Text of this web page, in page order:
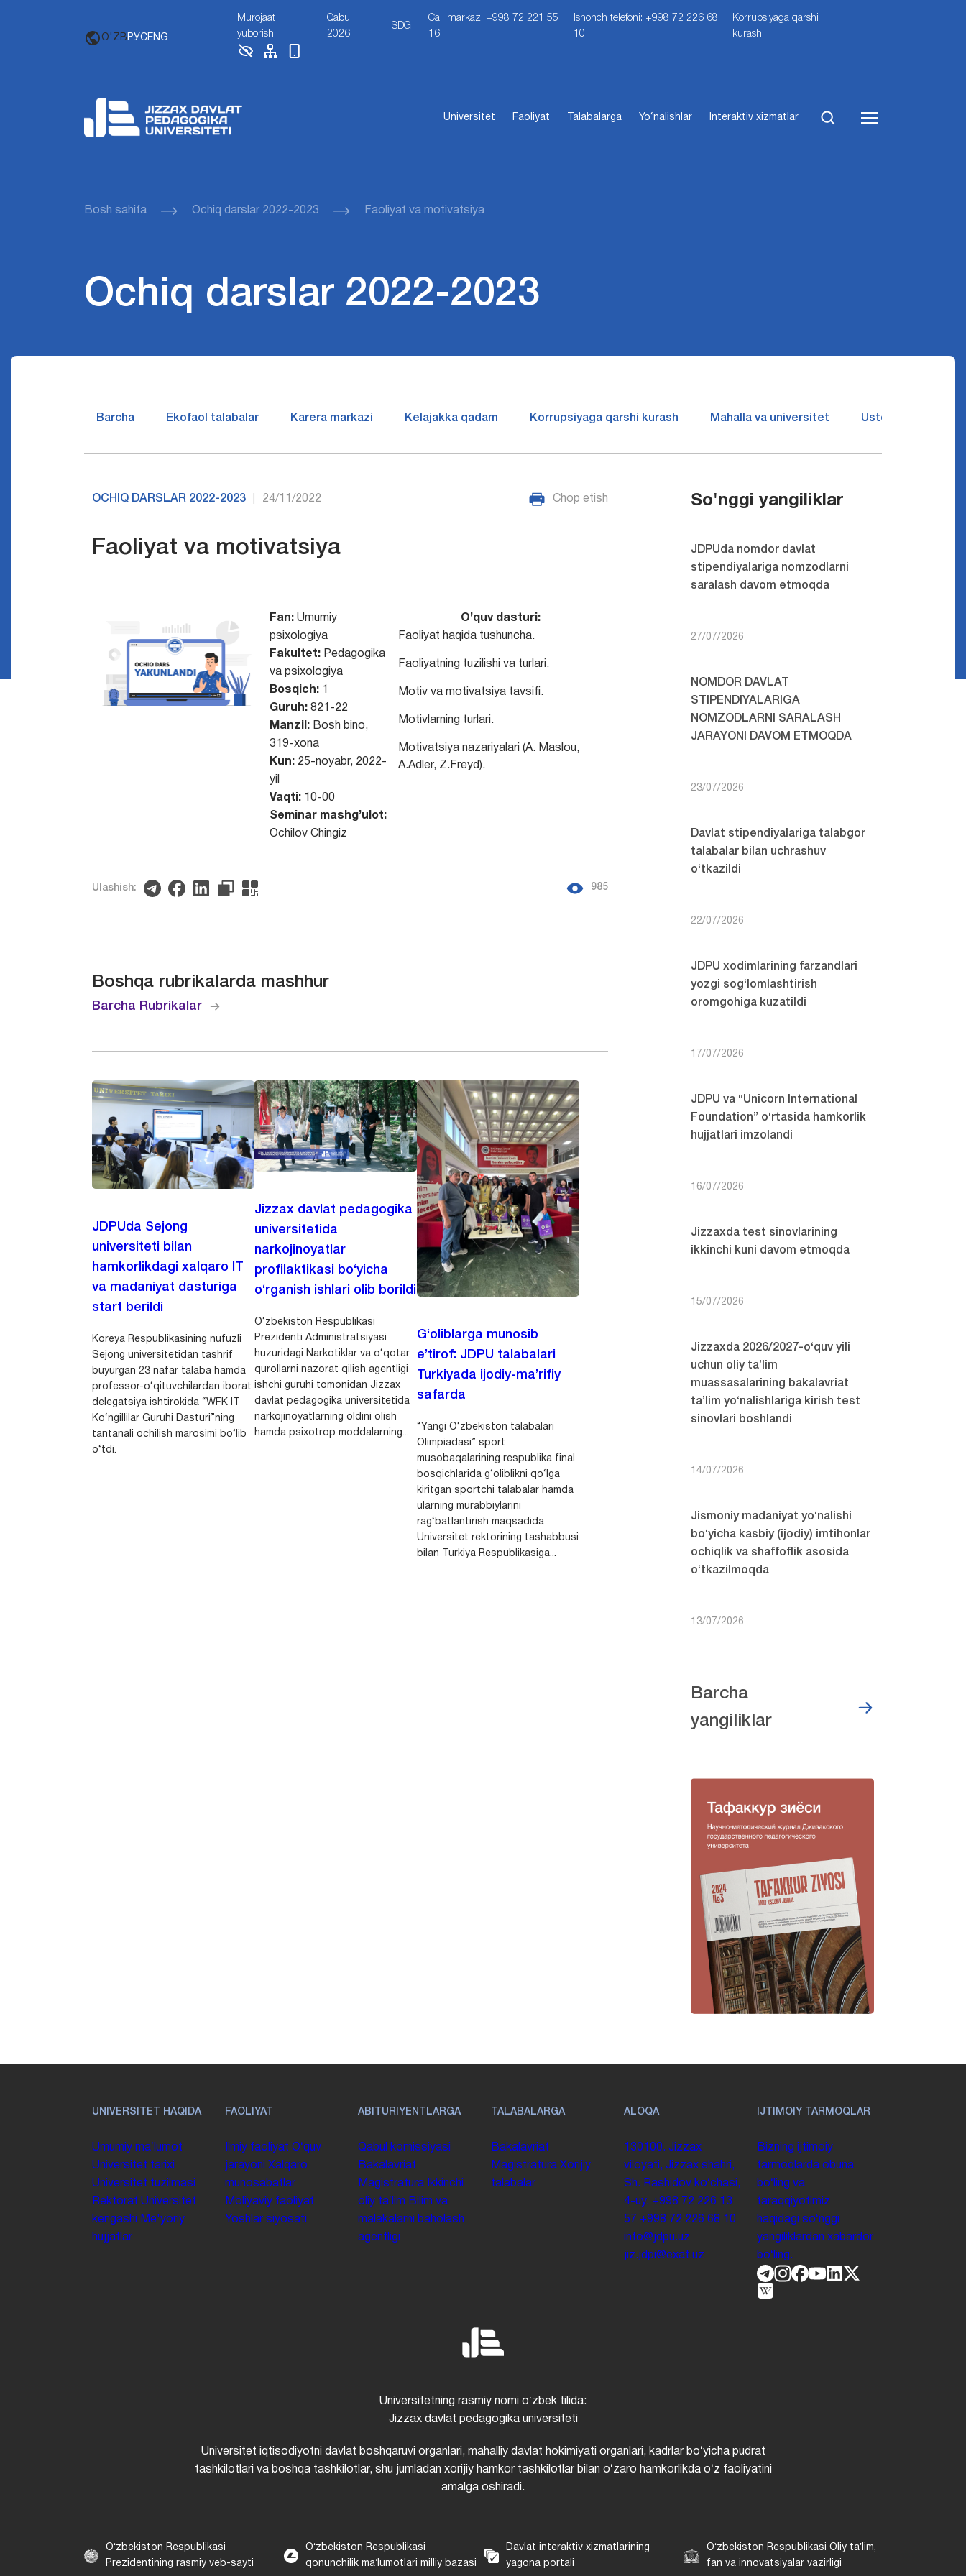
O'ZB РУСENG
Murojaat
yuborish
Qabul
2026
SDG
Call markaz: +998 72 221 55
16
Ishonch telefoni: +998 72 226 68
10
Korrupsiyaga qarshi
kurash
Universitet Faoliyat Talabalarga Yo‘nalishlar Interaktiv xizmatlar
Bosh sahifa Ochiq darslar 2022-2023 Faoliyat va motivatsiya
Ochiq darslar 2022-2023
Barcha Ekofaol talabalar Karera markazi Kelajakka qadam Korrupsiyaga qarshi kurash Mahalla va universitet Ustozlar suhbatin
OCHIQ DARSLAR 2022-2023 24/11/2022 Chop etish
Faoliyat va motivatsiya
Fan: Umumiy
psixologiya
Fakultet: Pedagogika
va psixologiya
Bosqich: 1
Guruh: 821-22
Manzil: Bosh bino,
319-xona
Kun: 25-noyabr, 2022-
yil
Vaqti: 10-00
Seminar mashg’ulot:
Ochilov Chingiz
O’quv dasturi:
Faoliyat haqida tushuncha.
Faoliyatning tuzilishi va turlari.
Motiv va motivatsiya tavsifi.
Motivlarning turlari.
Motivatsiya nazariyalari (A. Maslou,
A.Adler, Z.Freyd).
Ulashish: 985
Boshqa rubrikalarda mashhur
Barcha Rubrikalar
JDPUda Sejong
universiteti bilan
hamkorlikdagi xalqaro IT
va madaniyat dasturiga
start berildi
Koreya Respublikasining nufuzli
Sejong universitetidan tashrif
buyurgan 23 nafar talaba hamda
professor-o‘qituvchilardan iborat
delegatsiya ishtirokida “WFK IT
Ko‘ngillilar Guruhi Dasturi”ning
tantanali ochilish marosimi bo‘lib
o‘tdi.
Jizzax davlat pedagogika
universitetida
narkojinoyatlar
profilaktikasi bo‘yicha
o‘rganish ishlari olib borildi
O‘zbekiston Respublikasi
Prezidenti Administratsiyasi
huzuridagi Narkotiklar va o‘qotar
qurollarni nazorat qilish agentligi
ishchi guruhi tomonidan Jizzax
davlat pedagogika universitetida
narkojinoyatlarning oldini olish
hamda psixotrop moddalarning...
G‘oliblarga munosib
e’tirof: JDPU talabalari
Turkiyada ijodiy-ma’rifiy
safarda
“Yangi O‘zbekiston talabalari
Olimpiadasi” sport
musobaqalarining respublika final
bosqichlarida g‘oliblikni qo‘lga
kiritgan sportchi talabalar hamda
ularning murabbiylarini
rag‘batlantirish maqsadida
Universitet rektorining tashabbusi
bilan Turkiya Respublikasiga...
So'nggi yangiliklar
JDPUda nomdor davlat
stipendiyalariga nomzodlarni
saralash davom etmoqda
27/07/2026
NOMDOR DAVLAT
STIPENDIYALARIGA
NOMZODLARNI SARALASH
JARAYONI DAVOM ETMOQDA
23/07/2026
Davlat stipendiyalariga talabgor
talabalar bilan uchrashuv
o‘tkazildi
22/07/2026
JDPU xodimlarining farzandlari
yozgi sog‘lomlashtirish
oromgohiga kuzatildi
17/07/2026
JDPU va “Unicorn International
Foundation” o‘rtasida hamkorlik
hujjatlari imzolandi
16/07/2026
Jizzaxda test sinovlarining
ikkinchi kuni davom etmoqda
15/07/2026
Jizzaxda 2026/2027-o‘quv yili
uchun oliy ta’lim
muassasalarining bakalavriat
ta’lim yo‘nalishlariga kirish test
sinovlari boshlandi
14/07/2026
Jismoniy madaniyat yo‘nalishi
bo‘yicha kasbiy (ijodiy) imtihonlar
ochiqlik va shaffoflik asosida
o‘tkazilmoqda
13/07/2026
Barcha
yangiliklar
UNIVERSITET HAQIDA
Umumiy maʼlumot
Universitet tarixi
Universitet tuzilmasi
Rektorat Universitet
kengashi
Me'yoriy
hujjatlar
FAOLIYAT
Ilmiy faoliyat Oʻquv
jarayoni Xalqaro
munosabatlar
Moliyaviy faoliyat
Yoshlar siyosati
ABITURIYENTLARGA
Qabul komissiyasi
Bakalavriat
Magistratura
Ikkinchi
oliy taʼlim Bilim va
malakalarni baholash
agentligi
TALABALARGA
Bakalavriat
Magistratura Xorijiy
talabalar
ALOQA
130100. Jizzax
viloyati, Jizzax shahri,
Sh. Rashidov koʻchasi,
4-uy. +998 72 226 13
57 +998 72 226 68 10
info@jdpu.uz
jiz.jdpi@exat.uz
IJTIMOIY TARMOQLAR
Bizning ijtimoiy
tarmoqlarda obuna
boʻling va
taraqqiyotimiz
haqidagi soʻnggi
yangiliklardan xabardor
boʻling.
Universitetning rasmiy nomi oʻzbek tilida:
Jizzax davlat pedagogika universiteti
Universitet iqtisodiyotni davlat boshqaruvi organlari, mahalliy davlat hokimiyati organlari, kadrlar boʻyicha pudrat
tashkilotlari va boshqa tashkilotlar, shu jumladan xorijiy hamkor tashkilotlar bilan oʻzaro hamkorlikda oʻz faoliyatini
amalga oshiradi.
Oʻzbekiston Respublikasi
Prezidentining rasmiy veb-sayti
Oʻzbekiston Respublikasi
qonunchilik maʼlumotlari milliy bazasi
Davlat interaktiv xizmatlarining
yagona portali
Oʻzbekiston Respublikasi Oliy taʼlim,
fan va innovatsiyalar vazirligi